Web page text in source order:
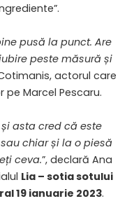
pusă la punct. Are
peste măsură și
actorul care
Marcel Pescaru.
asta cred că este
chiar și la o piesă
ceva.”, declară Ana
Lia – sotia sotului
19 ianuarie 2023.